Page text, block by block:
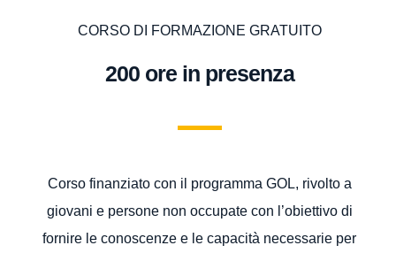
CORSO DI FORMAZIONE GRATUITO
200 ore in presenza
Corso finanziato con il programma GOL, rivolto a
giovani e persone non occupate con l’obiettivo di
fornire le conoscenze e le capacità necessarie per